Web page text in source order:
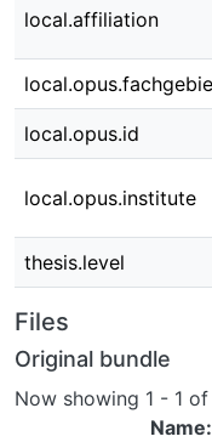
local.affiliation
local.opus.id
local.opus.institute
thesis.level
Files
Original bundle
Now showing 1 - 1 of
Name: